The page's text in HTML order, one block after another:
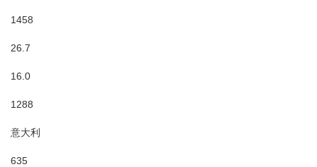
1458
26.7
16.0
1288
意大利
635